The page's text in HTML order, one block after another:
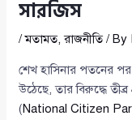
সারজিস
/মতামত,রাজনীতি/ By
শেখ হাসিনার পতনের পর
উঠেছে, তার বিরুদ্ধে তীব্র
(National Citizen